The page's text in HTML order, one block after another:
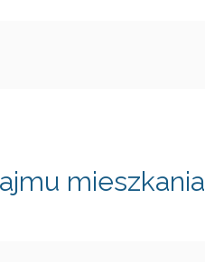
mieszkania